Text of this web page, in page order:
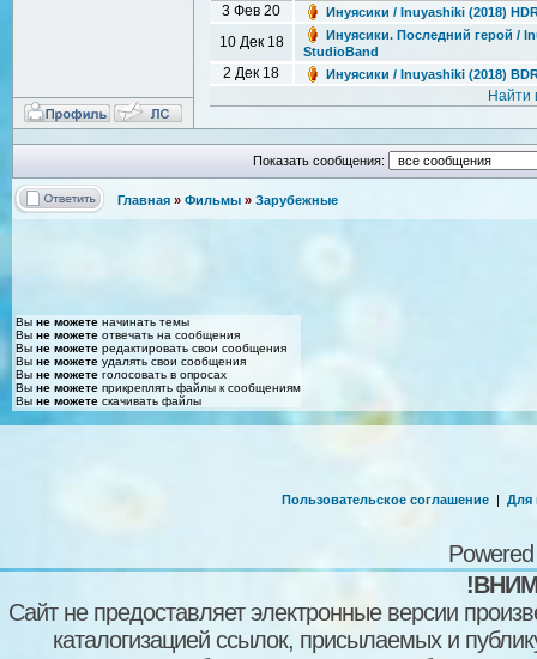
3 Фев 20 Инуясики / Inuyashiki (2018)
10 Дек 18
Инуясики. Последний герой /
StudioBand
2 Дек 18 Инуясики / Inuyashiki (2018)
Найти
Показать сообщения:
Главная » Фильмы » Зарубежные
Вы не можете начинать темы
Вы не можете отвечать на сообщения
Вы не можете редактировать свои сообщения
Вы не можете удалять свои сообщения
Вы не можете голосовать в опросах
Вы не можете прикреплять файлы к сообщениям
Вы не можете скачивать файлы
Пользовательское соглашение | Для
Сайт не предоставляет электронные версии
каталогизацией ссылок, присылаемых и